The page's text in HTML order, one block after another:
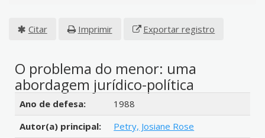
Citar Imprimir Exportar registro
O problema do menor: uma
abordagem jurídico-política
Detalhes bibliográficos
Ano de defesa:
1988
Autor(a) principal:
Petry, Josiane Rose